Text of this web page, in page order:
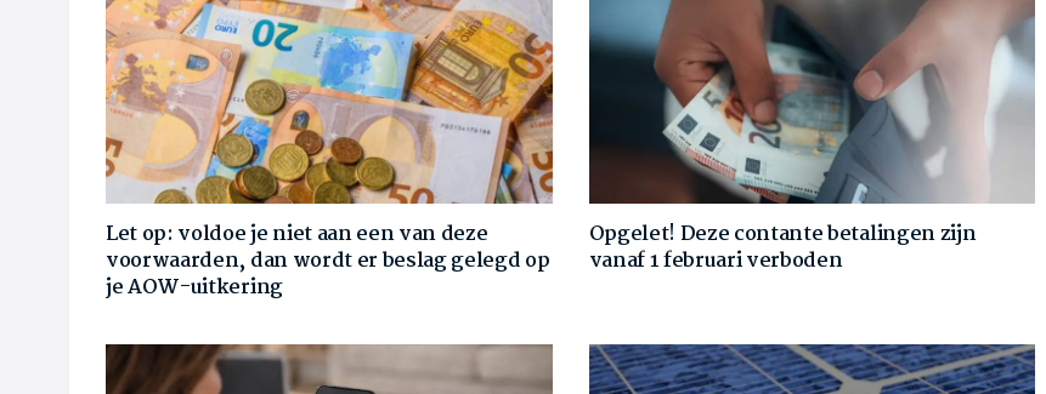
Let op: voldoe je niet aan een van deze
voorwaarden, dan wordt er beslag gelegd op
je AOW-uitkering
Opgelet! Deze contante betalingen zijn
vanaf 1 februari verboden